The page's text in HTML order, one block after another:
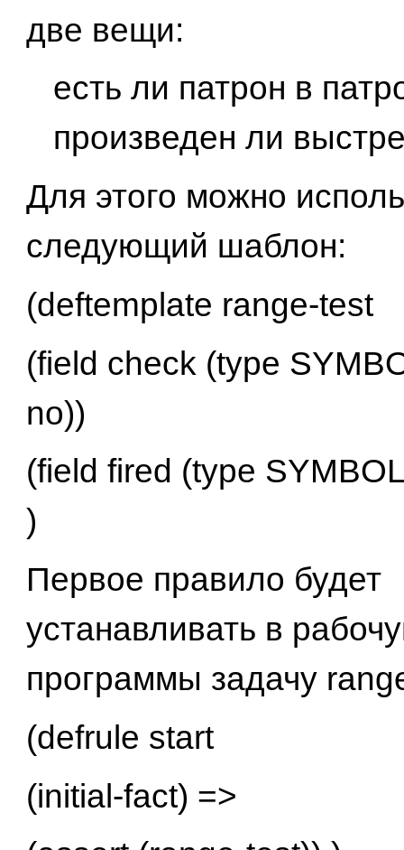
две вещи:
есть ли патрон в
произведен ли
Для этого можно
следующий шаблон:
(deftemplate range-test
(field check (type
no))
(field fired (type
)
Первое правило будет
устанавливать в
программы задачу
(defrule start
(initial-fact) =>